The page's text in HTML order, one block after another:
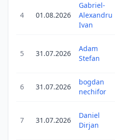
4 01.08.2026
Gabriel-
Alexandru
Ivan
5 31.07.2026
Adam
Stefan
6 31.07.2026
bogdan
nechifor
7 31.07.2026
Daniel
Dirjan